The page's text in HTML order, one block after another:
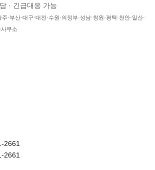
· 긴급대응 가능
·부산·대구·대전·수원·의정부·성남·창원·평택·천안·일산·
사무소
2661
2661